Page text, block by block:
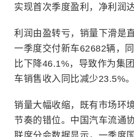
实现首次季度盈利，净利润
利润由盈转亏，销量下滑是
一季度交付新车62682辆，
比下降46.1%，导致作为集
车销售收入同比减少23.5%。
销量大幅收缩，既有市场环
节奏的错位。中国汽车流通